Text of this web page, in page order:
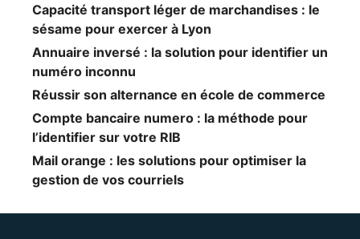
Capacité transport léger de marchandises : le
sésame pour exercer à Lyon
Annuaire inversé : la solution pour identifier un
numéro inconnu
Réussir son alternance en école de commerce
Compte bancaire numero : la méthode pour
l’identifier sur votre RIB
Mail orange : les solutions pour optimiser la
gestion de vos courriels